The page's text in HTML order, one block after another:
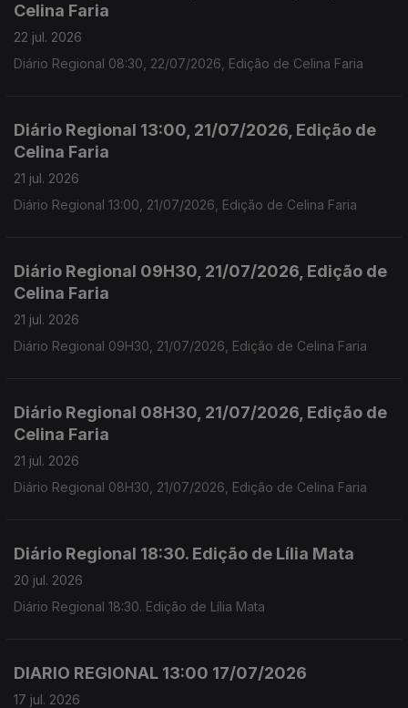
Celina Faria
22 jul. 2026
Diário Regional 08:30, 22/07/2026, Edição de Celina Faria
Diário Regional 13:00, 21/07/2026, Edição de
Celina Faria
21 jul. 2026
Diário Regional 13:00, 21/07/2026, Edição de Celina Faria
Diário Regional 09H30, 21/07/2026, Edição de
Celina Faria
21 jul. 2026
Diário Regional 09H30, 21/07/2026, Edição de Celina Faria
Diário Regional 08H30, 21/07/2026, Edição de
Celina Faria
21 jul. 2026
Diário Regional 08H30, 21/07/2026, Edição de Celina Faria
Diário Regional 18:30. Edição de Lília Mata
20 jul. 2026
Diário Regional 18:30. Edição de Lília Mata
DIARIO REGIONAL 13:00 17/07/2026
17 jul. 2026